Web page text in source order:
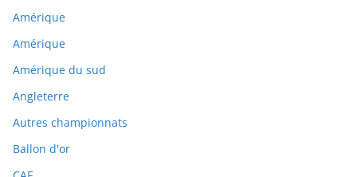
Amérique
Amérique
Amérique du sud
Angleterre
Autres championnats
Ballon d'or